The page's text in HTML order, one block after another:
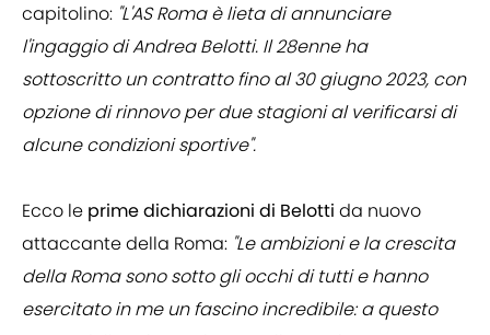
capitolino: "L'AS Roma è lieta di annunciare
l'ingaggio di Andrea Belotti. Il 28enne ha
sottoscritto un contratto fino al 30 giugno 2023, con
opzione di rinnovo per due stagioni al verificarsi di
alcune condizioni sportive".
Ecco le prime dichiarazioni di Belotti da nuovo
attaccante della Roma: "Le ambizioni e la crescita
della Roma sono sotto gli occhi di tutti e hanno
esercitato in me un fascino incredibile: a questo